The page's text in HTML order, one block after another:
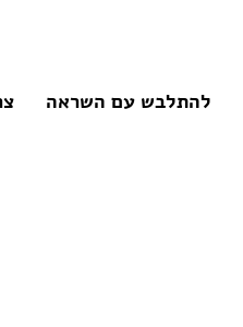
להתלבש עם השראה